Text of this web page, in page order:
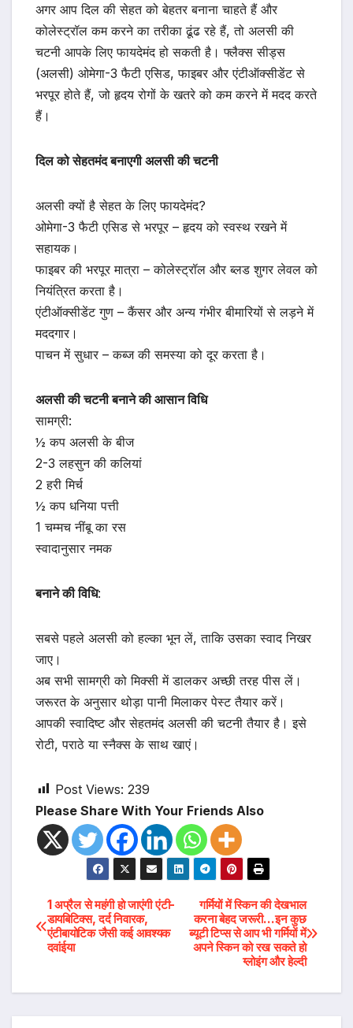
अगर आप दिल की सेहत को बेहतर बनाना चाहते हैं और
कोलेस्ट्रॉल कम करने का तरीका ढूंढ रहे हैं, तो अलसी की
चटनी आपके लिए फायदेमंद हो सकती है। फ्लैक्स सीड्स
(अलसी) ओमेगा-3 फैटी एसिड, फाइबर और एंटीऑक्सीडेंट से
भरपूर होते हैं, जो हृदय रोगों के खतरे को कम करने में मदद करते
हैं।
दिल को सेहतमंद बनाएगी अलसी की चटनी
अलसी क्यों है सेहत के लिए फायदेमंद?
ओमेगा-3 फैटी एसिड से भरपूर – हृदय को स्वस्थ रखने में
सहायक।
फाइबर की भरपूर मात्रा – कोलेस्ट्रॉल और ब्लड शुगर लेवल को
नियंत्रित करता है।
एंटीऑक्सीडेंट गुण – कैंसर और अन्य गंभीर बीमारियों से लड़ने में
मददगार।
पाचन में सुधार – कब्ज की समस्या को दूर करता है।
अलसी की चटनी बनाने की आसान विधि
सामग्री:
½ कप अलसी के बीज
2-3 लहसुन की कलियां
2 हरी मिर्च
½ कप धनिया पत्ती
1 चम्मच नींबू का रस
स्वादानुसार नमक
बनाने की विधि:
सबसे पहले अलसी को हल्का भून लें, ताकि उसका स्वाद निखर
जाए।
अब सभी सामग्री को मिक्सी में डालकर अच्छी तरह पीस लें।
जरूरत के अनुसार थोड़ा पानी मिलाकर पेस्ट तैयार करें।
आपकी स्वादिष्ट और सेहतमंद अलसी की चटनी तैयार है। इसे
रोटी, पराठे या स्नैक्स के साथ खाएं।
Post Views: 239
Please Share With Your Friends Also
Post
navigation
गर्मियों में स्किन की देखभाल
करना बेहद जरूरी…इन कुछ
ब्यूटी टिप्स से आप भी गर्मियों में
अपने स्किन को रख सकते हो
ग्लोइंग और हेल्दी
1 अप्रैल से महंगी हो जाएंगी एंटी-
डायबिटिक्स, दर्द निवारक,
एंटीबायोटिक जैसी कई आवश्यक
दवांईया